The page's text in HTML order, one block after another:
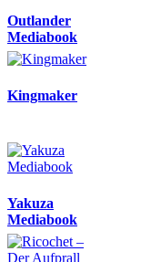
Outlander
Mediabook
Kingmaker
Yakuza
Mediabook